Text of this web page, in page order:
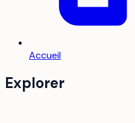
Accueil
Explorer